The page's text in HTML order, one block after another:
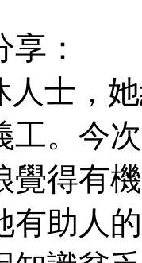
：
人士，
。 今
覺得有
有助人